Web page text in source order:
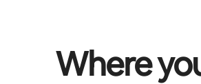
Where